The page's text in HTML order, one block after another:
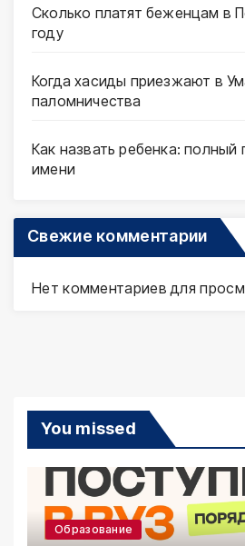
Сколько платят беженцам в
году
Когда хасиды приезжают в
паломничества
Как назвать ребенка: полный
имени
Свежие комментарии
Нет комментариев для
You missed
Образование